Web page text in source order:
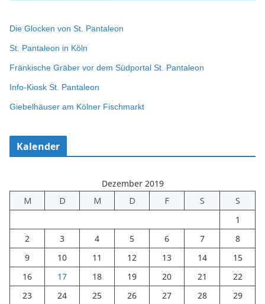
Die Glocken von St. Pantaleon
St. Pantaleon in Köln
Fränkische Gräber vor dem Südportal St. Pantaleon
Info-Kiosk St. Pantaleon
Giebelhäuser am Kölner Fischmarkt
Kalender
Dezember 2019
M
D M D F S
S
1
2
3 4 5 6 7
8
9
10 11 12 13 14
15
16
17 18 19 20 21
22
23
24 25 26 27 28 29